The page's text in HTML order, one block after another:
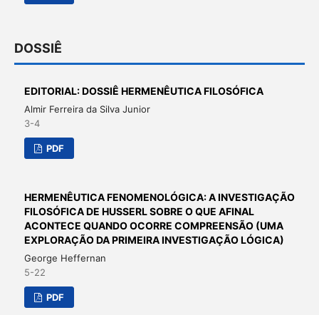
DOSSIÊ
EDITORIAL: DOSSIÊ HERMENÊUTICA FILOSÓFICA
Almir Ferreira da Silva Junior
3-4
PDF
HERMENÊUTICA FENOMENOLÓGICA: A INVESTIGAÇÃO
FILOSÓFICA DE HUSSERL SOBRE O QUE AFINAL
ACONTECE QUANDO OCORRE COMPREENSÃO (UMA
EXPLORAÇÃO DA PRIMEIRA INVESTIGAÇÃO LÓGICA)
George Heffernan
5-22
PDF